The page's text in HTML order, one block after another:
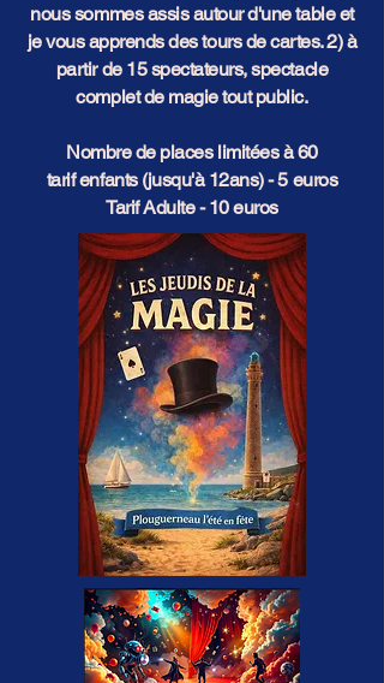
nous sommes assis autour d'une table et
je vous apprends des tours de cartes. 2) à
partir de 15 spectateurs, spectacle
complet de magie tout public.
Nombre de places limitées à 60
tarif enfants (jusqu'à 12ans) - 5 euros
Tarif Adulte - 10 euros